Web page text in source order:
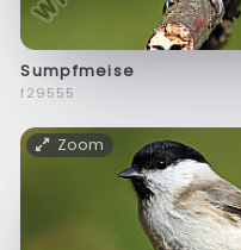
Sumpfmeise
f29555
Zoom